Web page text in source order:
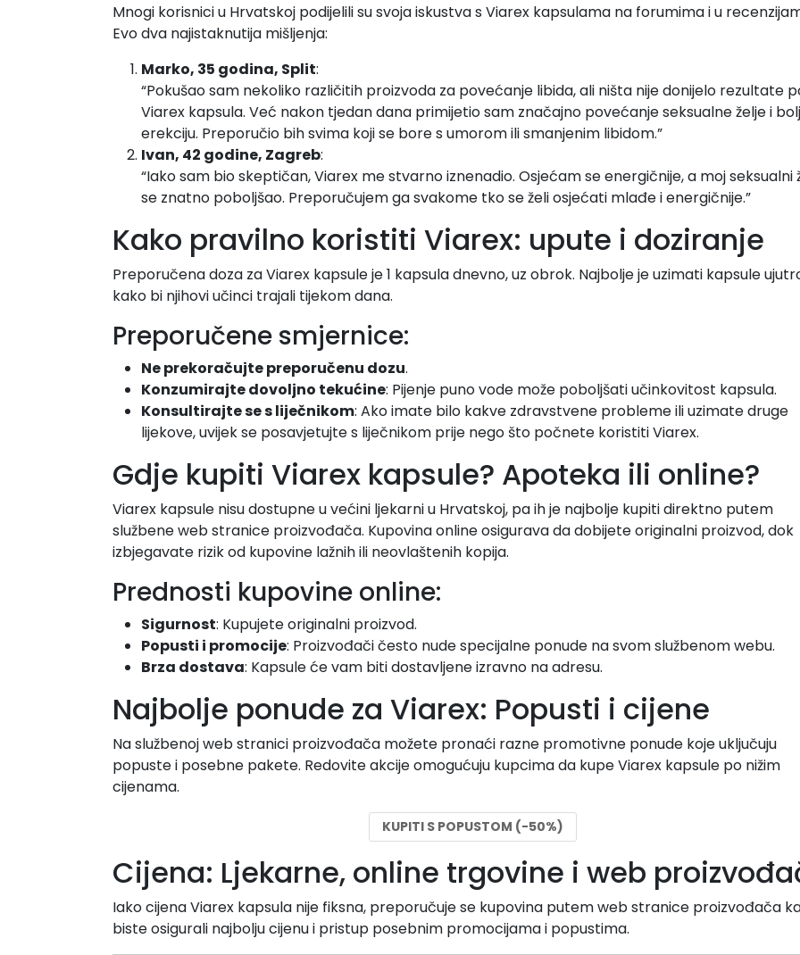
Mnogi korisnici u Hrvatskoj podijelili su svoja iskustva s Viarex kapsulama na forumima i u
Evo dva najistaknutija mišljenja:
Marko, 35 godina, Split:
“Pokušao sam nekoliko različitih proizvoda za povećanje libida, ali ništa nije donijelo rezultate
Viarex kapsula. Već nakon tjedan dana primijetio sam značajno povećanje seksualne želje i
erekciju. Preporučio bih svima koji se bore s umorom ili smanjenim libidom.”
Ivan, 42 godine, Zagreb:
“Iako sam bio skeptičan, Viarex me stvarno iznenadio. Osjećam se energičnije, a moj seksualni
se znatno poboljšao. Preporučujem ga svakome tko se želi osjećati mlađe i energičnije.”
Kako pravilno koristiti Viarex: upute i doziranje
Preporučena doza za Viarex kapsule je 1 kapsula dnevno, uz obrok. Najbolje je uzimati kapsule
kako bi njihovi učinci trajali tijekom dana.
Preporučene smjernice:
Ne prekoračujte preporučenu dozu.
Konzumirajte dovoljno tekućine: Pijenje puno vode može poboljšati učinkovitost kapsula.
Konsultirajte se s liječnikom: Ako imate bilo kakve zdravstvene probleme ili uzimate druge
lijekove, uvijek se posavjetujte s liječnikom prije nego što počnete koristiti Viarex.
Gdje kupiti Viarex kapsule? Apoteka ili online?
Viarex kapsule nisu dostupne u većini ljekarni u Hrvatskoj, pa ih je najbolje kupiti direktno putem
službene web stranice proizvođača. Kupovina online osigurava da dobijete originalni proizvod, dok
izbjegavate rizik od kupovine lažnih ili neovlaštenih kopija.
Prednosti kupovine online:
Sigurnost: Kupujete originalni proizvod.
Popusti i promocije: Proizvođači često nude specijalne ponude na svom službenom webu.
Brza dostava: Kapsule će vam biti dostavljene izravno na adresu.
Najbolje ponude za Viarex: Popusti i cijene
Na službenoj web stranici proizvođača možete pronaći razne promotivne ponude koje uključuju
popuste i posebne pakete. Redovite akcije omogućuju kupcima da kupe Viarex kapsule po nižim
cijenama.
KUPITI S POPUSTOM (-50%)
Cijena: Ljekarne, online trgovine i web
Iako cijena Viarex kapsula nije fiksna, preporučuje se kupovina putem web stranice proizvođača
biste osigurali najbolju cijenu i pristup posebnim promocijama i popustima.